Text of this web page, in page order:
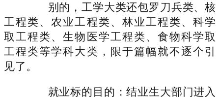
别的，工学大类还包罗刀兵类、核
工程类、农业工程类、林业工程类、科学
取工程类、生物医学工程类、食物科学取
工程类等学科大类，限于篇幅就不逐个引
见了。
就业标的目的：结业生大部门进入